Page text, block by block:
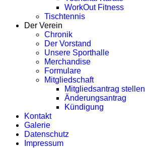
WorkOut Fitness
Tischtennis
Der Verein
Chronik
Der Vorstand
Unsere Sporthalle
Merchandise
Formulare
Mitgliedschaft
Mitgliedsantrag stellen
Änderungsantrag
Kündigung
Kontakt
Galerie
Datenschutz
Impressum